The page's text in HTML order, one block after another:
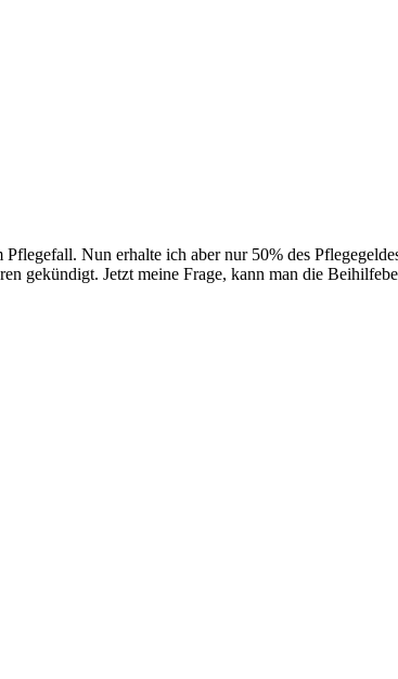
Nun erhalte ich aber nur 50% des
gekündigt. Jetzt meine Frage, kann man die